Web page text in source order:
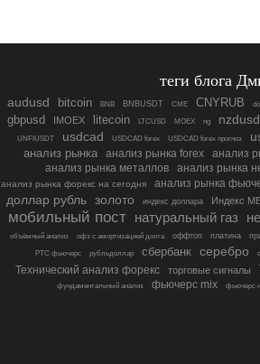
теги блога
audusd bitcoin BNB BNBUSDT CME CNYRUB
gbpusd IMOEX litecoin LTCUSD MOEX ng nzdusd
UNFIUSDT usdcad USDCAD forex USDCAD forex прогноз
анализ рынка
анализ рынка forex анализ
анализ рынка металлов
анализ рынка
анализ рынка форекс на сегодня анализ рынка
доллар рубль золото индекс доллара Индекс
мобильный пост натуральный газ
объёмный анализ
офз с амортизацией долга оффтоп платина
РТС фьючерс рубльдоллар сбербанк серебро
Технический анализ форекс торговые сигналы
фундаментальный анализ фьючерс mix фьючерс